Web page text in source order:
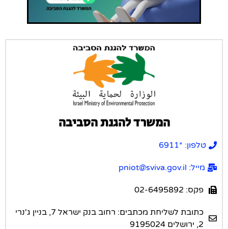
המשרד להגנת הסביבה
טלפון: *6911
מייל: pniot@sviva.gov.il
פקס: 02-6495892
כתובת לשליחת מכתבים: רחוב בנק ישראל 7, בניין ג'נרי
2, ירושלים 9195024